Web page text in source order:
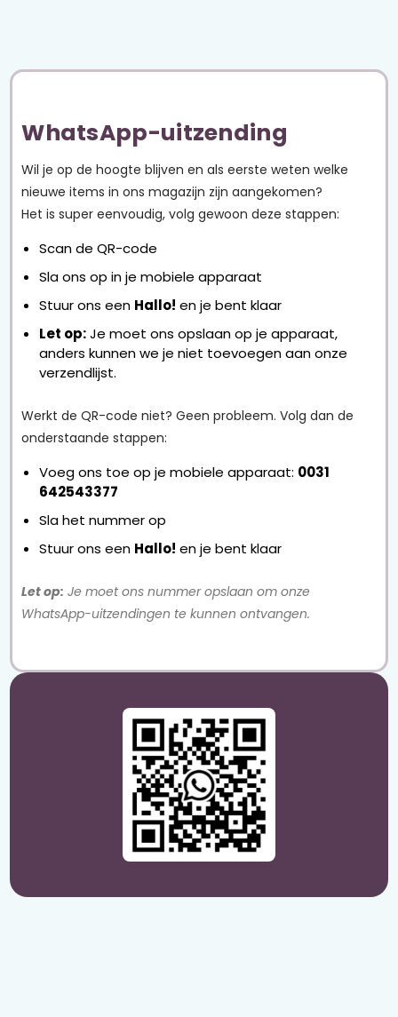
l
e
g
t
e
l
e
n
WhatsApp-uitzending
Wil je op de hoogte blijven en als eerste weten welke
nieuwe items in ons magazijn zijn aangekomen?
Het is super eenvoudig, volg gewoon deze stappen:
Scan de QR-code
Sla ons op in je mobiele apparaat
Stuur ons een Hallo! en je bent klaar
Let op:Je moet ons opslaan op je apparaat,
anders kunnen we je niet toevoegen aan onze
verzendlijst.
Werkt de QR-code niet? Geen probleem. Volg dan de
onderstaande stappen:
Voeg ons toe op je mobiele apparaat: 0031
642543377
Sla het nummer op
Stuur ons een Hallo! en je bent klaar
Let op: Je moet ons nummer opslaan om onze
WhatsApp-uitzendingen te kunnen ontvangen.